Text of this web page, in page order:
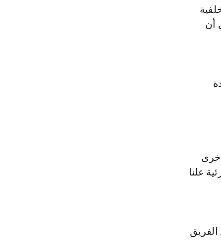
أن
علنا